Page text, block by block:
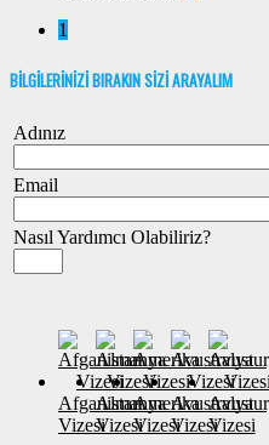
1
BİLGİLERİNİZİ BIRAKIN SİZİ ARAYALIM
Adınız
Email
Nasıl Yardımcı Olabiliriz?
Afganistan
Vizesi
Almanya
Vizesi
Amerika
Vizesi
Avustralya
VizesiVizesi